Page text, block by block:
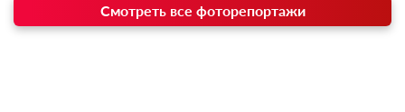
Смотреть все фоторепортажи